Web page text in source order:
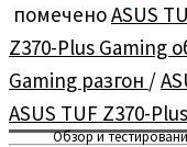
Обзор и
помеченоASUS
Z370-Plus Gaming
Gaming разгон /
ASUS TUF Z370-